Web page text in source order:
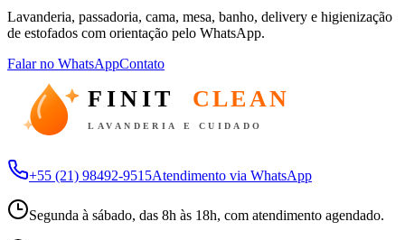
Lavanderia, passadoria, cama, mesa, banho, delivery e higienização
de estofados com orientação pelo WhatsApp.
Falar no WhatsAppContato
FINIT CLEAN
LAVANDERIA E CUIDADO
+55 (21) 98492-9515Atendimento via WhatsApp
Segunda à sábado, das 8h às 18h, com atendimento agendado.